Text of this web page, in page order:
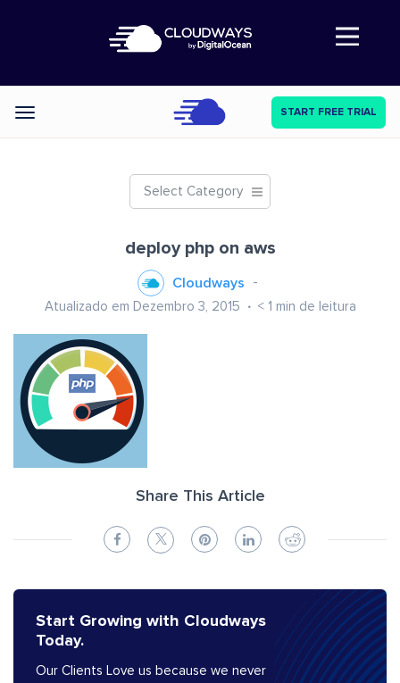
Abre a navegação
Categories START FREE TRIAL
Select Category
deploy php on aws
Cloudways
Atualizado em Dezembro 3, 2015 < 1 min de leitura
Share This Article
Start Growing with Cloudways
Today.
Our Clients Love us because we never